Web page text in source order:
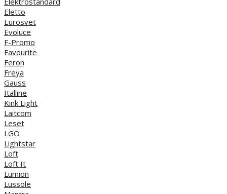
Eletto
Eurosvet
Evoluce
F-Promo
Favourite
Feron
Freya
Gauss
Italline
Kink Light
Laitcom
Leset
LGO
Lightstar
Loft
Loft It
Lumion
Lussole